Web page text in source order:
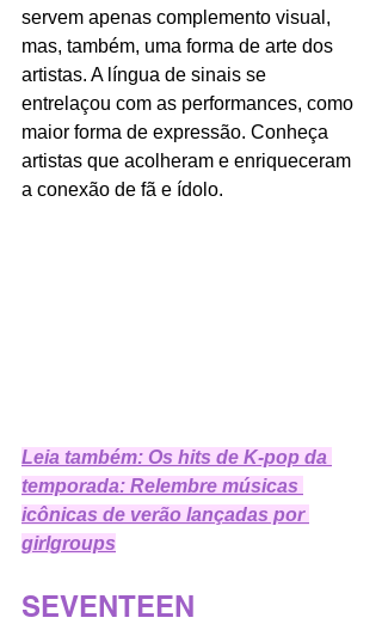
servem apenas complemento visual,
mas, também, uma forma de arte dos
artistas. A língua de sinais se
entrelaçou com as performances, como
maior forma de expressão. Conheça
artistas que acolheram e enriqueceram
a conexão de fã e ídolo.
Leia também: Os hits de K-pop da
temporada: Relembre músicas
icônicas de verão lançadas por
girlgroups
SEVENTEEN